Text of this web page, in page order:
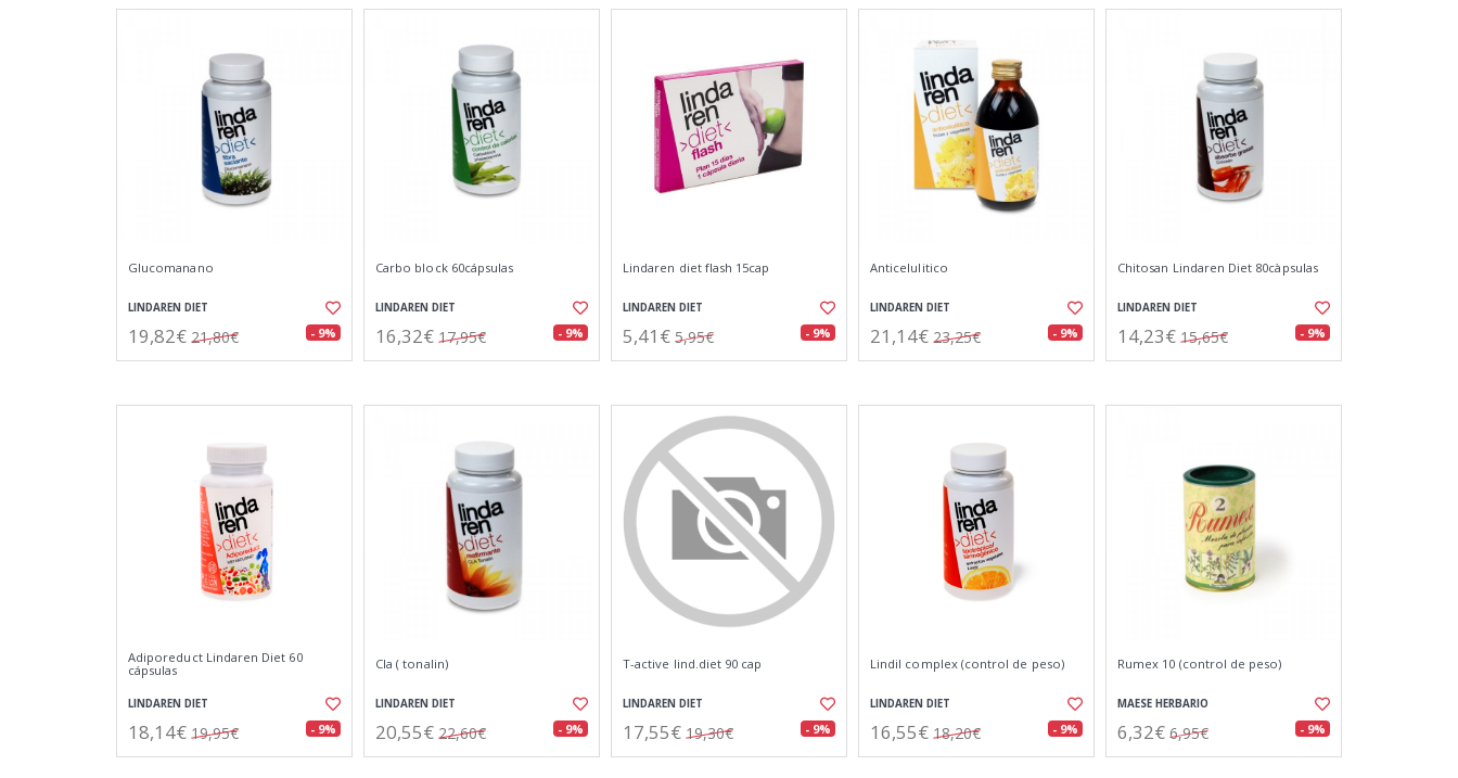
Glucomanano
LINDAREN DIET
19,82€ 21,80€ - 9%
Carbo block 60cápsulas
LINDAREN DIET
16,32€ 17,95€ - 9%
Lindaren diet flash 15cap
LINDAREN DIET
5,41€ 5,95€ - 9%
Anticelulitico
LINDAREN DIET
21,14€ 23,25€ - 9%
Chitosan Lindaren Diet 80càpsulas
LINDAREN DIET
14,23€ 15,65€ - 9%
Adiporeduct Lindaren Diet 60
cápsulas
LINDAREN DIET
18,14€ 19,95€ - 9%
Cla ( tonalin)
LINDAREN DIET
20,55€ 22,60€ - 9%
T-active lind.diet 90 cap
LINDAREN DIET
17,55€ 19,30€ - 9%
Lindil complex (control de peso)
LINDAREN DIET
16,55€ 18,20€ - 9%
Rumex 10 (control de peso)
MAESE HERBARIO
6,32€ 6,95€ - 9%